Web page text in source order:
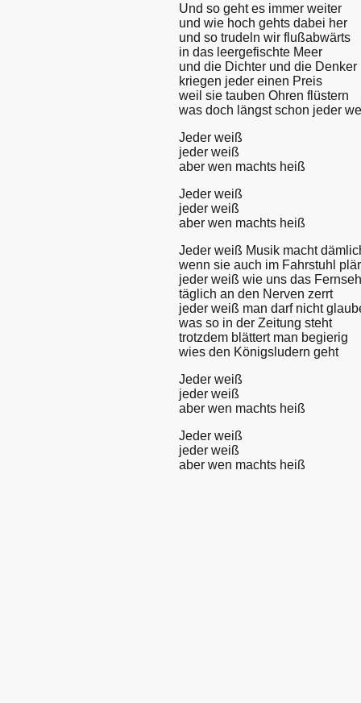
Und so geht es immer weiter
und wie hoch gehts dabei her
und so trudeln wir flußabwärts
in das leergefischte Meer
und die Dichter und die Denker
kriegen jeder einen Preis
weil sie tauben Ohren flüstern
was doch längst schon jeder
Jeder weiß
jeder weiß
aber wen machts heiß
Jeder weiß
jeder weiß
aber wen machts heiß
Jeder weiß Musik macht
wenn sie auch im Fahrstuhl
jeder weiß wie uns das
täglich an den Nerven zerrt
jeder weiß man darf nicht
was so in der Zeitung steht
trotzdem blättert man begierig
wies den Königsludern geht
Jeder weiß
jeder weiß
aber wen machts heiß
Jeder weiß
jeder weiß
aber wen machts heiß